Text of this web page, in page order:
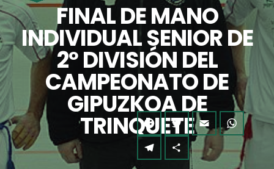
FINAL DE MANO
INDIVIDUAL SENIOR DE
2º DIVISIÓN DEL
CAMPEONATO DE
GIPUZKOA DE
TRINQUETE